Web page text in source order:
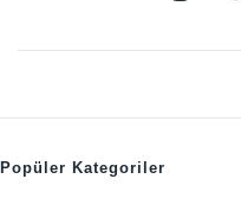
Popüler Kategoriler